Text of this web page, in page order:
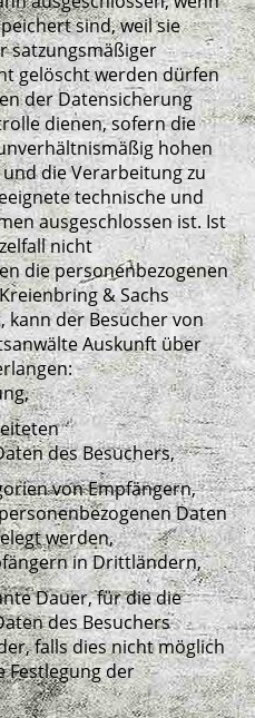
sind, weil sie
satzungsmäßiger
gelöscht werden dürfen
der Datensicherung
dienen, sofern die
hohen
die Verarbeitung zu
technische und
ausgeschlossen ist. Ist
nicht
die personenbezogenen
& Sachs
kann der Besucher von
Auskunft über
des Besuchers,
von Empfängern,
Daten
werden,
in Drittländern,
Dauer, für die die
des Besuchers
falls dies nicht möglich
Festlegung der